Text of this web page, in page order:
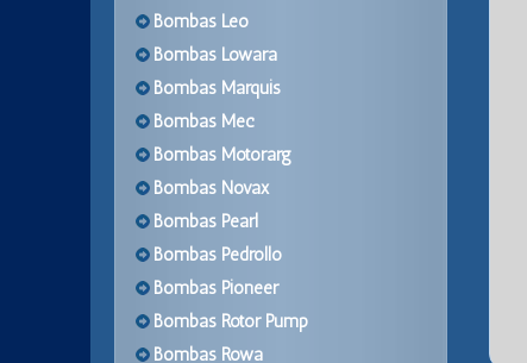
Bombas Leo
Bombas Lowara
Bombas Marquis
Bombas Mec
Bombas Motorarg
Bombas Novax
Bombas Pearl
Bombas Pedrollo
Bombas Pioneer
Bombas Rotor Pump
Bombas Rowa